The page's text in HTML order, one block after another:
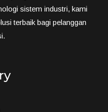
sistem industri, kami
terbaik bagi pelanggan